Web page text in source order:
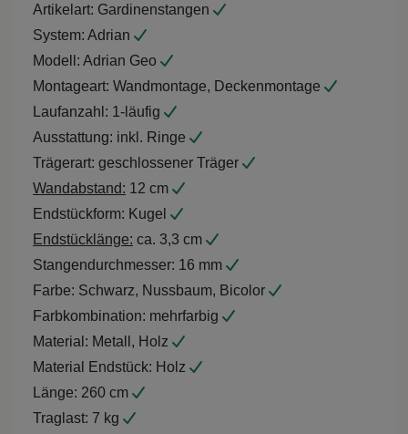
Artikelart: Gardinenstangen
System: Adrian
Modell: Adrian Geo
Montageart: Wandmontage, Deckenmontage
Laufanzahl: 1-läufig
Ausstattung: inkl. Ringe
Trägerart: geschlossener Träger
Wandabstand: 12 cm
Endstückform: Kugel
Endstücklänge: ca. 3,3 cm
Stangendurchmesser: 16 mm
Farbe: Schwarz, Nussbaum, Bicolor
Farbkombination: mehrfarbig
Material: Metall, Holz
Material Endstück: Holz
Länge: 260 cm
Traglast: 7 kg